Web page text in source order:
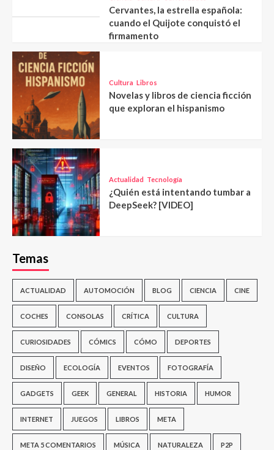
Cervantes, la estrella española:
cuando el Quijote conquistó el
firmamento
Cultura Libros
Novelas y libros de ciencia ficción
que exploran el hispanismo
Actualidad Tecnología
¿Quién está intentando tumbar a
DeepSeek? [VIDEO]
Temas
ACTUALIDAD AUTOMOCIÓN BLOG CIENCIA CINE
COCHES CONSOLAS CRÍTICA CULTURA
CURIOSIDADES CÓMICS CÓMO DEPORTES
DISEÑO ECOLOGÍA EVENTOS FOTOGRAFÍA
GADGETS GEEK GENERAL HISTORIA HUMOR
INTERNET JUEGOS LIBROS META
META 5 COMENTARIOS MÚSICA NATURALEZA P2P